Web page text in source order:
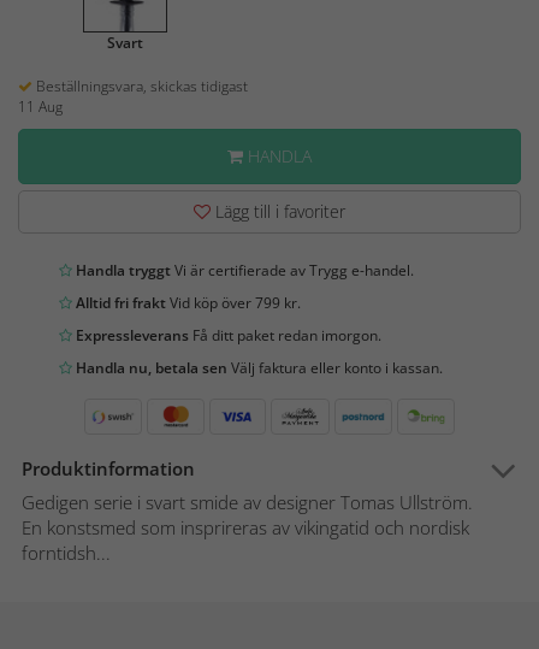
Svart
Beställningsvara, skickas tidigast
11 Aug
HANDLA
Lägg till i favoriter
Handla tryggtVi är certifierade av Trygg e-handel.
Alltid fri fraktVid köp över 799 kr.
Expressleverans Få ditt paket redan imorgon.
Handla nu, betala sen Välj faktura eller konto i kassan.
Produktinformation
Gedigen serie i svart smide av designer Tomas Ullström.
En konstsmed som insprireras av vikingatid och nordisk
forntidsh...